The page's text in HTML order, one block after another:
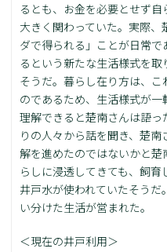
るとも、お金を必要とせず
大きく関わっていた。実際
ダで得られる」ことが日常
るという新たな生活様式を
そうだ。暮らし在り方は、
のであるため、生活様式が
理解できると楚南さんは語
りの人々から話を聞き、楚
解を進めたのではないかと
らしに浸透してきても、飼
井戸水が使われていたそう
い分けた生活が営まれた。
＜現在の井戸利用＞